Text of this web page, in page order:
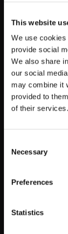
This website
We use
provide social
We also share
our social
may combine it
provided to
of their services.
Selection
Necessary
Preferences
Statistics
antenach
Mistrzostw
TVP 2 oraz
inne materiały
sport.tvp.pl oraz
wystarczy
oglądać turniej
BILETY
27 marca do 8
biletów na
awans po
reprezentacja